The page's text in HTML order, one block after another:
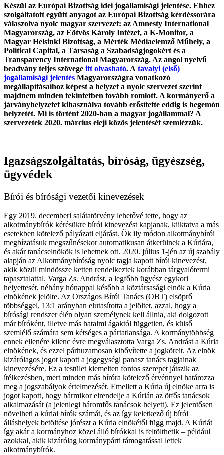
Készül az Európai Bizottság idei jogállamisági jelentése. Ehhez
szolgáltatott együtt anyagot az Európai Bizottság kérdéssorára
válaszolva nyolc magyar szervezet: az Amnesty International
Magyarország, az Eötvös Károly Intézet, a K-Monitor, a
Magyar Helsinki Bizottság, a Mérték Médiaelemző Műhely, a
Political Capital, a Társaság a Szabadságjogokért és a
Transparency International Magyarország. Az angol nyelvű
beadvány teljes szövege itt olvasható. A tavalyi (első)
jogállamisági jelentés Magyarországra vonatkozó
megállapításaihoz képest a helyzet a nyolc szervezet szerint
majdnem minden tekintetben tovább romlott. A kormányerő a
járványhelyzetet kihasználva tovább erősítette eddig is hegemón
helyzetét. Mi is történt 2020-ban a magyar jogállammal? A
szervezetek 2020. március eleji közös jelentését szemlézzük.
Igazságszolgáltatás, bíróság, ügyészség,
ügyvédek
Bírói és bírósági vezetői kinevezések
Egy 2019. decemberi salátatörvény lehetővé tette, hogy az
alkotmánybírók kérésükre bírói kinevezést kapjanak, kiiktatva a más
esetekben kötelező pályázati eljárást. Ők ily módon alkotmánybírói
megbízatásuk megszűnésekor automatikusan átkerülnek a Kúriára,
és akár tanácselnökök is lehetnek ott. 2020. július 1-jén az új szabály
alapján az Alkotmánybíróság nyolc tagja kapott bírói kinevezést,
akik közül mindössze ketten rendelkeztek korábban tárgyalótermi
tapasztalattal. Varga Zs. Andrást, a legfőbb ügyész egykori
helyettesét, néhány hónappal később a köztársasági elnök a Kúria
elnökének jelölte. Az Országos Bírói Tanács (OBT) elsöprő
többséggel, 13:1 arányban elutasította a jelöltet, azzal, hogy a
bírósági rendszer élén olyan személynek kell állnia, aki dolgozott
már bíróként, illetve más hatalmi ágaktól független, és külső
szemlélő számára sem kétséges a pártatlansága. A kormánytöbbség
ennek ellenére kilenc évre megválasztotta Varga Zs. Andrást a Kúria
elnökének, és ezzel párhuzamosan kibővítette a jogköreit. Az elnök
kizárólagos jogot kapott a jogegységi panasz tanács tagjainak
kinevezésére. Ez a testület kiemelten fontos szerepet játszik az
ítélkezésben, mert minden más bíróra kötelező érvénnyel határozza
meg a jogszabályok értelmezését. Emellett a Kúria új elnöke arra is
jogot kapott, hogy bármikor elrendelje a Kúrián az ötfős tanácsok
alkalmazását (a jelenlegi háromfős tanácsok helyett). Ez jelentősen
növelheti a kúriai bírók számát, és az így keletkező új bírói
álláshelyek betöltése jórészt a Kúria elnökétől függ majd. A Kúriát
így akár a kormányhoz közel álló bírókkal is feltölthetik – például
azokkal, akik kizárólag kormánypárti támogatással lettek
alkotmánybírók.